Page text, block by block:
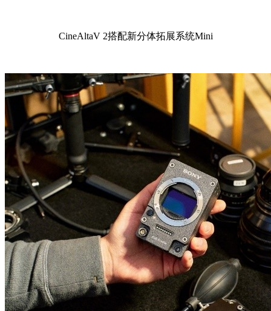
CineAltaV 2搭配新分体拓展系统Mini